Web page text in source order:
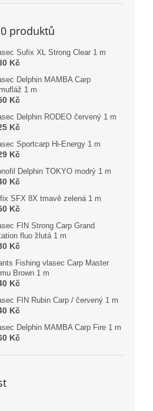
produktů
Sufix XL Strong Clear 1 m
Kč
Delphin MAMBA Carp
1 m
Kč
Delphin RODEO červený 1 m
Kč
Sportcarp Hi-Energy 1 m
Kč
Delphin TOKYO modrý 1 m
Kč
SFX 8X tmavě zelená 1 m
Kč
FIN Strong Carp Grand
fluo žlutá 1 m
Kč
Fishing vlasec Carp Master
Brown 1 m
Kč
FIN Rubin Carp / červený 1 m
Kč
Delphin MAMBA Carp Fire 1 m
Kč